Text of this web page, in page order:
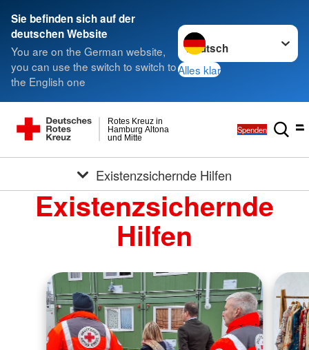
Sie befinden sich auf der
deutschen Website
You are on the German website,
you can use the switch to switch to
the English one
Sprache wechseln zu
Alles klar
und Mitte
Hamburg Altona
Rotes Kreuz in
Spenden
Existenzsichernde Hilfen
Existenzsichernde
Hilfen